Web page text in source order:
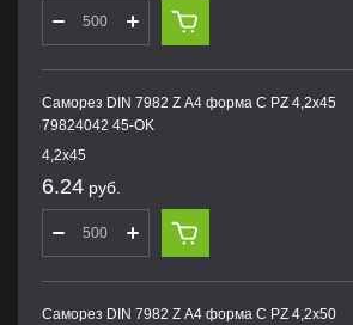
Саморез DIN 7982 Z А4 форма С PZ 4,2х45
79824042 45-OK
4,2х45
6.24 руб.
Саморез DIN 7982 Z А4 форма С PZ 4,2х50